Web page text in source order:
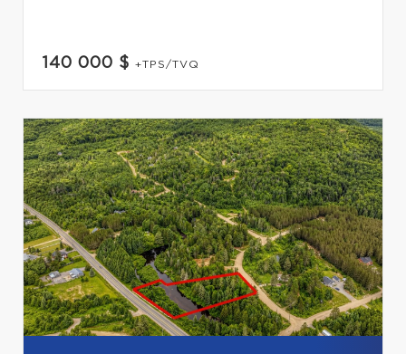
140 000 $ +TPS/TVQ